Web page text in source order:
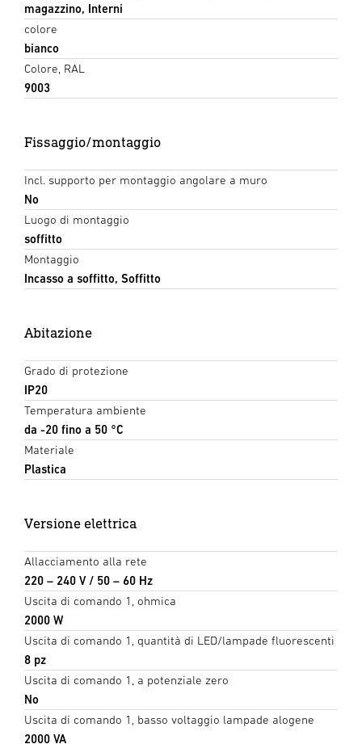
magazzino, Interni
colore
bianco
Colore, RAL
9003
Fissaggio/montaggio
Incl. supporto per montaggio angolare a muro
No
Luogo di montaggio
soffitto
Montaggio
Incasso a soffitto, Soffitto
Abitazione
Grado di protezione
IP20
Temperatura ambiente
da -20 fino a 50 °C
Materiale
Plastica
Versione elettrica
Allacciamento alla rete
220 – 240 V / 50 – 60 Hz
Uscita di comando 1, ohmica
2000 W
Uscita di comando 1, quantità di LED/lampade fluorescenti
8 pz
Uscita di comando 1, a potenziale zero
No
Uscita di comando 1, basso voltaggio lampade alogene
2000 VA